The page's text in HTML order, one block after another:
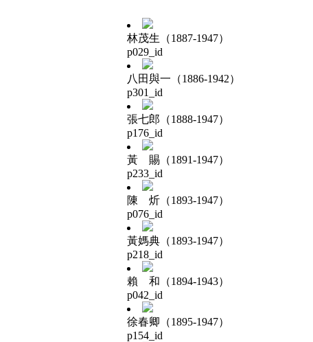
林茂生（1887-1947）
p029_id
八田與一（1886-1942）
p301_id
張七郎（1888-1947）
p176_id
黃 賜（1891-1947）
p233_id
陳 炘（1893-1947）
p076_id
黃媽典（1893-1947）
p218_id
賴 和（1894-1943）
p042_id
徐春卿（1895-1947）
p154_id